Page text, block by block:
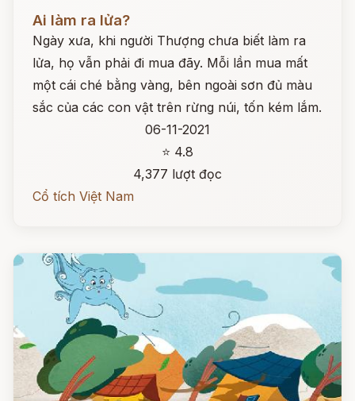
Ai làm ra lửa?
Ngày xưa, khi người Thượng chưa biết làm ra
lửa, họ vẫn phải đi mua đãy. Mỗi lần mua mất
một cái ché bằng vàng, bên ngoài sơn đủ màu
sắc của các con vật trên rừng núi, tốn kém lắm.
06-11-2021
⭐ 4.8
4,377 lượt đọc
Cổ tích Việt Nam